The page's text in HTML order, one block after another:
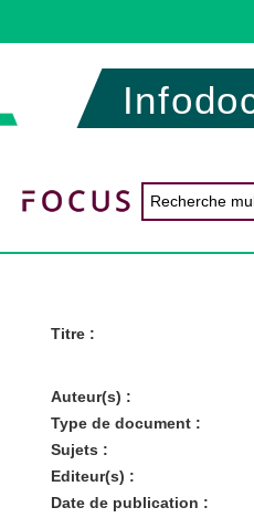
Titre :
Auteur(s) :
Type de document :
Sujets :
Editeur(s) :
Date de publication :